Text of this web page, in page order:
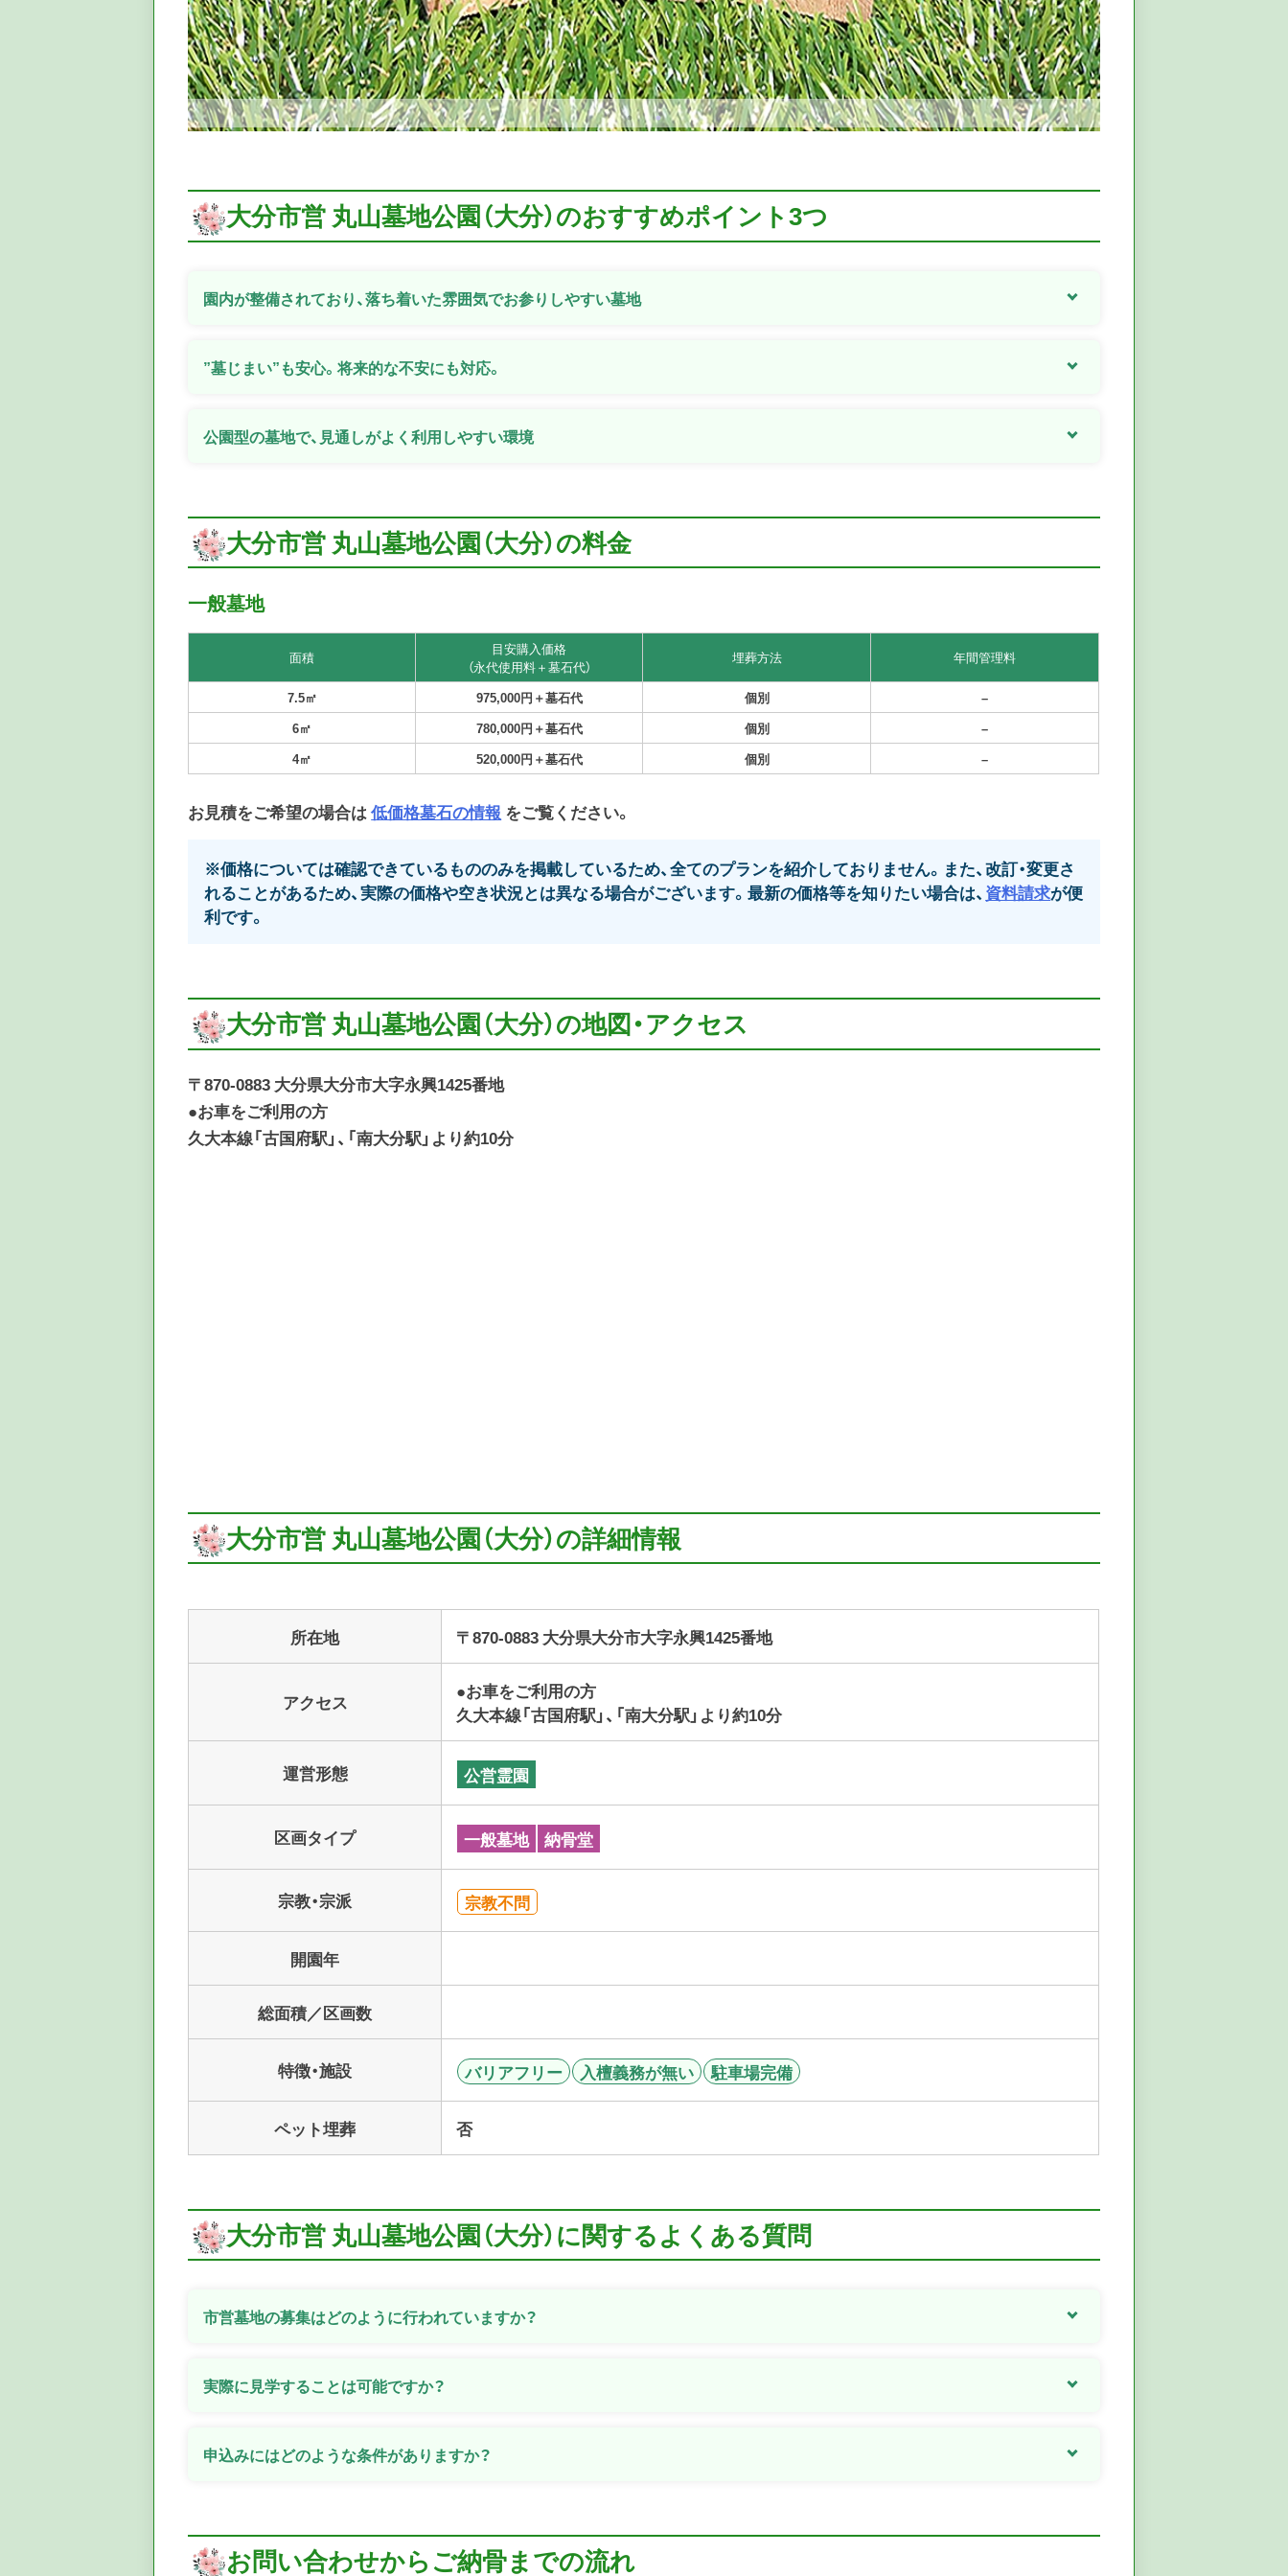
大分市営 丸山墓地公園（大分）のおすすめポイント3つ
園内が整備されており、落ち着いた雰囲気でお参りしやすい墓地
”墓じまい”も安心。将来的な不安にも対応。
公園型の墓地で、見通しがよく利用しやすい環境
大分市営 丸山墓地公園（大分）の料金
一般墓地
面積
目安購入価格
（永代使用料＋墓石代）
埋葬方法 年間管理料
7.5㎡ 975,000円＋墓石代 個別
–
6㎡
780,000円＋墓石代 個別
–
4㎡
520,000円＋墓石代 個別 –
お見積をご希望の場合は低価格墓石の情報 をご覧ください。
※価格については確認できているもののみを掲載しているため、全てのプランを紹介しておりません。また、改訂・変更さ
れることがあるため、実際の価格や空き状況とは異なる場合がございます。最新の価格等を知りたい場合は、 資料請求が便
利です。
大分市営 丸山墓地公園（大分）の地図・アクセス
〒870-0883 大分県大分市大字永興1425番地
●お車をご利用の方
久大本線「古国府駅」、「南大分駅」より約10分
大分市営 丸山墓地公園（大分）の詳細情報
所在地 〒870-0883 大分県大分市大字永興1425番地
アクセス
●お車をご利用の方
久大本線「古国府駅」、「南大分駅」より約10分
運営形態 公営霊園
区画タイプ 一般墓地 納骨堂
宗教・宗派 宗教不問
開園年
総面積／区画数
特徴・施設 バリアフリー 入檀義務が無い 駐車場完備
ペット埋葬 否
大分市営 丸山墓地公園（大分）に関するよくある質問
市営墓地の募集はどのように行われていますか？
実際に見学することは可能ですか？
申込みにはどのような条件がありますか？
お問い合わせからご納骨までの流れ